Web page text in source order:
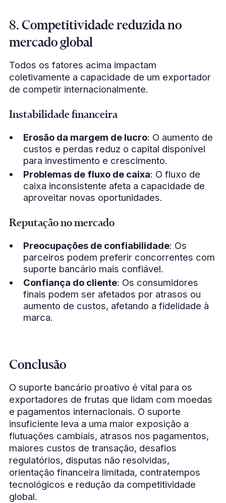
8. Competitividade reduzida no
mercado global
Todos os fatores acima impactam
coletivamente a capacidade de um exportador
de competir internacionalmente.
Instabilidade financeira
Erosão da margem de lucro: O aumento de
custos e perdas reduz o capital disponível
para investimento e crescimento.
Problemas de fluxo de caixa: O fluxo de
caixa inconsistente afeta a capacidade de
aproveitar novas oportunidades.
Reputação no mercado
Preocupações de confiabilidade: Os
parceiros podem preferir concorrentes com
suporte bancário mais confiável.
Confiança do cliente: Os consumidores
finais podem ser afetados por atrasos ou
aumento de custos, afetando a fidelidade à
marca.
Conclusão
O suporte bancário proativo é vital para os
exportadores de frutas que lidam com moedas
e pagamentos internacionais. O suporte
insuficiente leva a uma maior exposição a
flutuações cambiais, atrasos nos pagamentos,
maiores custos de transação, desafios
regulatórios, disputas não resolvidas,
orientação financeira limitada, contratempos
tecnológicos e redução da competitividade
global.